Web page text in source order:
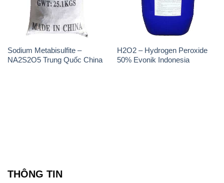
Sodium Metabisulfite –
NA2S2O5 Trung Quốc China
H2O2 – Hydrogen Peroxide
50% Evonik Indonesia
THÔNG TIN